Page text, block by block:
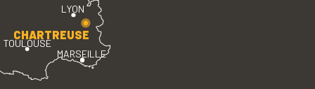
LYON
TOULOUSE
MARSEILLE
CHARTREUSE